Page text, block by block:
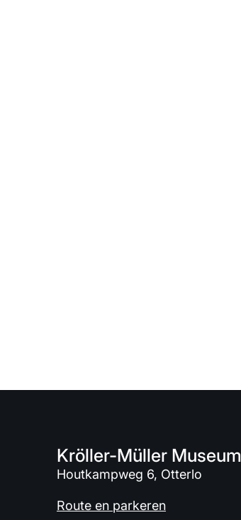
Kröller-Müller Museum
Houtkampweg 6, Otterlo
Route en parkeren